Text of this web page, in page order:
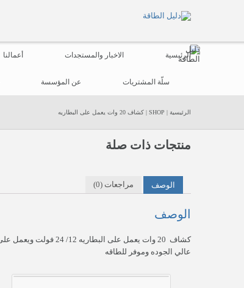
الرئيسية الاخبار والمستجدات أعمالنا
سلّة المشتريات عن المؤسسة
الرئيسية |
SHOP
| كشاف 20 وات يعمل على البطاريه
الوصف مراجعات (0)
الوصف
عالي الجوده وموفر للطاقه
منتجات ذات صلة